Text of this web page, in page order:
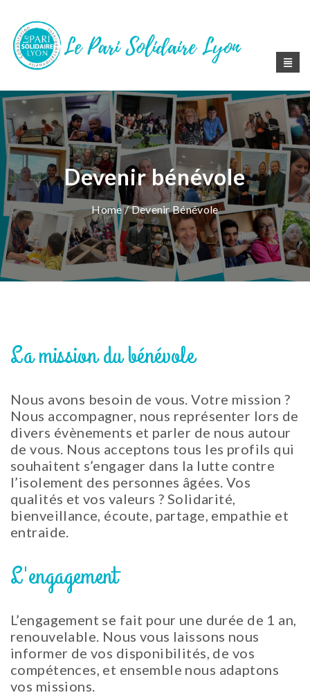
Devenir bénévole
Home/ Devenir Bénévole
La mission du bénévole
Nous avons besoin de vous. Votre mission ?
Nous accompagner, nous représenter lors de
divers évènements et parler de nous autour
de vous. Nous acceptons tous les profils qui
souhaitent s’engager dans la lutte contre
l’isolement des personnes âgées. Vos
qualités et vos valeurs ? Solidarité,
bienveillance, écoute, partage, empathie et
entraide.
L'engagement
L’engagement se fait pour une durée de 1 an,
renouvelable. Nous vous laissons nous
informer de vos disponibilités, de vos
compétences, et ensemble nous adaptons
vos missions.